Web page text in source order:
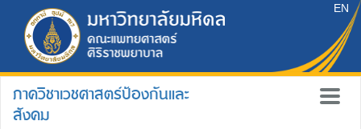
EN
ภาควิชาเวชศาสตร์ป้องกันและ
สังคม